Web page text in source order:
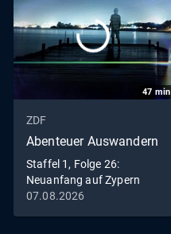
47 min
ZDF
Abenteuer Auswandern
Staffel 1, Folge 26:
Neuanfang auf Zypern
07.08.2026